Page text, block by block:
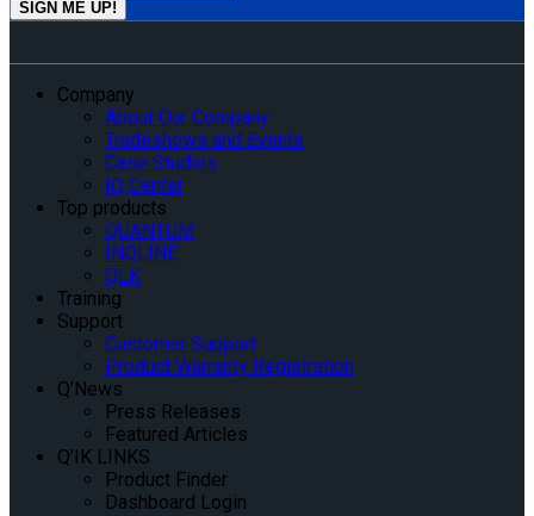
Company
About Our Company
Tradeshows and Events
Case Studies
IQ Center
Top products
QUANTUM
INQLINE
QLK
Training
Support
Customer Support
Product Warranty Registration
Q’News
Press Releases
Featured Articles
Q’IK LINKS
Product Finder
Dashboard Login